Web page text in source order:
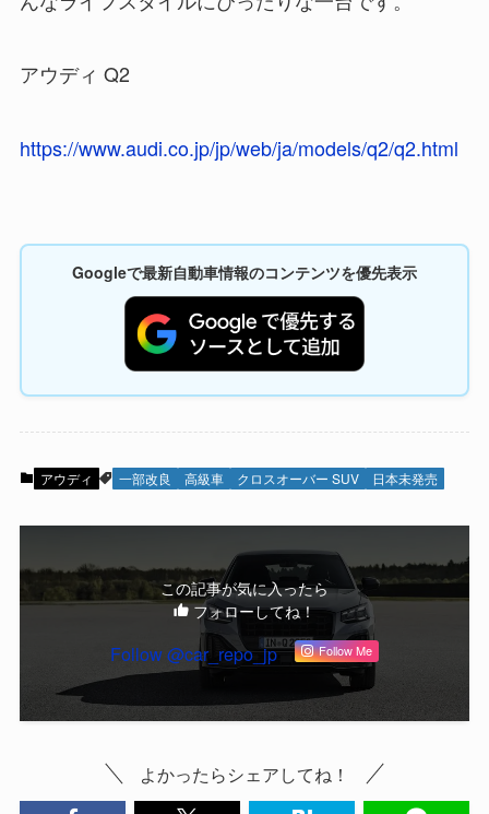
アウディ Q2
https://www.audi.co.jp/jp/web/ja/models/q2/q2.html
Googleで最新自動車情報のコンテンツを優先表示
アウディ 一部改良 高級車 クロスオーバー SUV 日本未発売
この記事が気に入ったら
フォローしてね！
Follow @car_repo_jp Follow Me
よかったらシェアしてね！